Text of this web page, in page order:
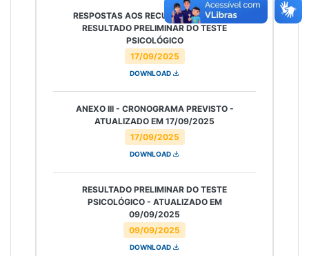
17/09/2025
RESPOSTAS AOS RECURSOS CONTRA O
RESULTADO PRELIMINAR DO TESTE
PSICOLÓGICO
DOWNLOAD
17/09/2025
ANEXO III - CRONOGRAMA PREVISTO -
ATUALIZADO EM 17/09/2025
DOWNLOAD
09/09/2025
RESULTADO PRELIMINAR DO TESTE
PSICOLÓGICO - ATUALIZADO EM
09/09/2025
DOWNLOAD